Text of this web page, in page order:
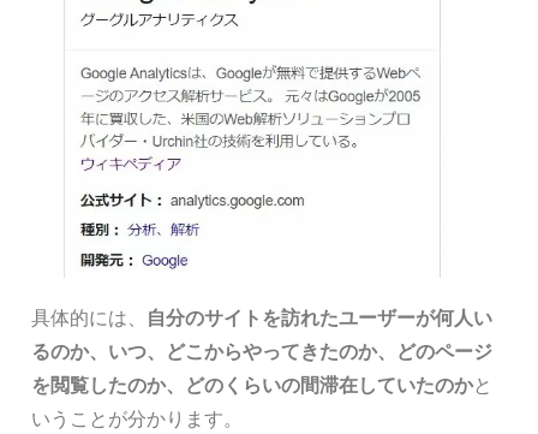
具体的には、
自分のサイトを訪れたユーザーが何人い
るのか、いつ、どこからやってきたのか、どのページ
を閲覧したのか、どのくらいの間滞在していたのかと
いうことが分かります。